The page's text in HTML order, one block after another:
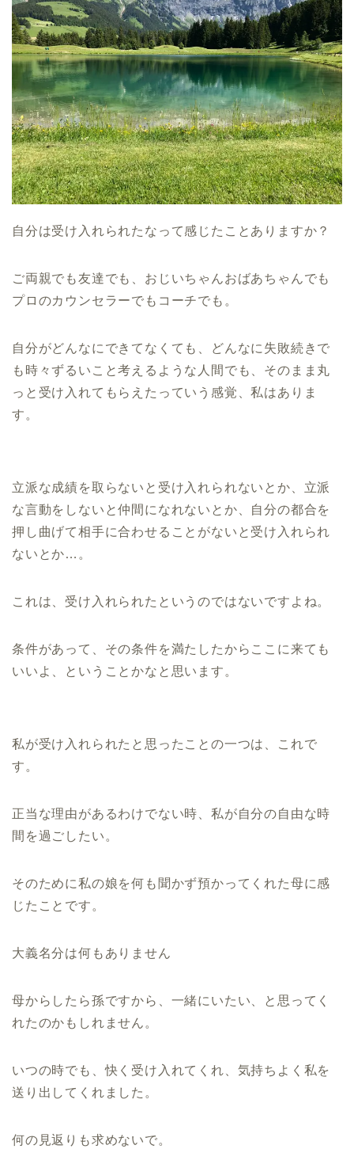
自分は受け入れられたなって感じたことありますか？
ご両親でも友達でも、おじいちゃんおばあちゃんでも
プロのカウンセラーでもコーチでも。
自分がどんなにできてなくても、どんなに失敗続きで
も時々ずるいこと考えるような人間でも、そのまま丸
っと受け入れてもらえたっていう感覚、私はありま
す。
立派な成績を取らないと受け入れられないとか、立派
な言動をしないと仲間になれないとか、自分の都合を
押し曲げて相手に合わせることがないと受け入れられ
ないとか…。
これは、受け入れられたというのではないですよね。
条件があって、その条件を満たしたからここに来ても
いいよ、ということかなと思います。
私が受け入れられたと思ったことの一つは、これで
す。
正当な理由があるわけでない時、私が自分の自由な時
間を過ごしたい。
そのために私の娘を何も聞かず預かってくれた母に感
じたことです。
大義名分は何もありません
母からしたら孫ですから、一緒にいたい、と思ってく
れたのかもしれません。
いつの時でも、快く受け入れてくれ、気持ちよく私を
送り出してくれました。
何の見返りも求めないで。